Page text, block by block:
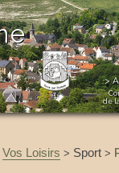
>
de
Vos Loisirs > Sport>